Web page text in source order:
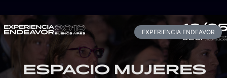
EXPERIENCIA ENDEAVOR